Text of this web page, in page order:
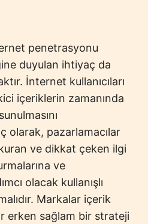
penetrasyonu
duyulan ihtiyaç da
İnternet kullanıcıları
içeriklerin zamanında
olarak, pazarlamacılar
ve dikkat çeken ilgi
ve
olacak kullanışlı
Markalar içerik
erken sağlam bir strateji